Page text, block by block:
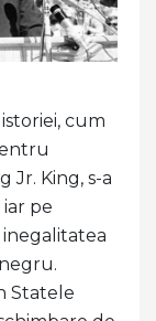
cum
Jr. King, s-a
pe
inegalitatea
Statele